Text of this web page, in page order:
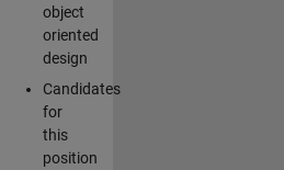
object
oriented
design
Candidates
for
this
position